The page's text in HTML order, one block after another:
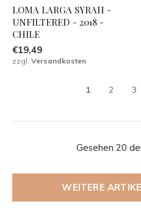
LOMA LARGA SYRAH -
UNFILTERED - 2018 -
CHILE
€19,49
zzgl. Versandkosten
1 2 3
Gesehen 20
WEITERE